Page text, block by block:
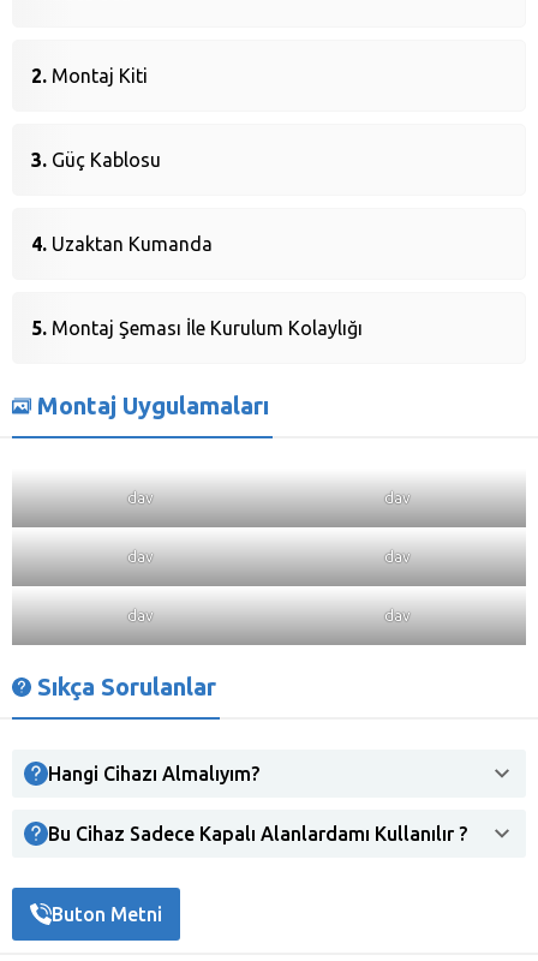
Montaj Kiti
Güç Kablosu
Uzaktan Kumanda
Montaj Şeması İle Kurulum Kolaylığı
Montaj Uygulamaları
dav dav
dav dav
dav dav
Sıkça Sorulanlar
Hangi Cihazı Almalıyım?
Bu Cihaz Sadece Kapalı Alanlardamı Kullanılır ?
Buton Metni